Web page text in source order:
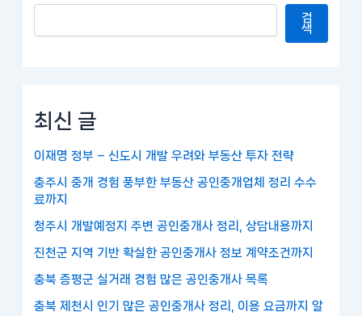
검
색
최신 글
이재명 정부 – 신도시 개발 우려와 부동산 투자 전략
충주시 중개 경험 풍부한 부동산 공인중개업체 정리 수수
료까지
청주시 개발예정지 주변 공인중개사 정리, 상담내용까지
진천군 지역 기반 확실한 공인중개사 정보 계약조건까지
충북 증평군 실거래 경험 많은 공인중개사 목록
충북 제천시 인기 많은 공인중개사 정리, 이용 요금까지 알